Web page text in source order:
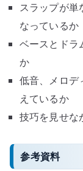
スラップが単
なっているか
ベースとドラ
か
低音、メロデ
えているか
技巧を見せな
参考資料